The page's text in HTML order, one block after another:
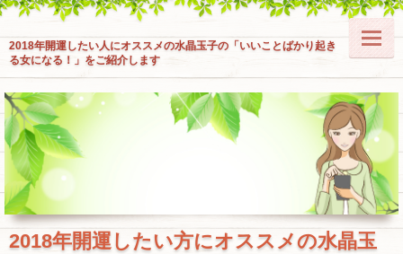
2018年開運したい人にオススメの水晶玉子の「いいことばかり起き
る女になる！」をご紹介します
2018年開運したい方にオススメの水晶玉